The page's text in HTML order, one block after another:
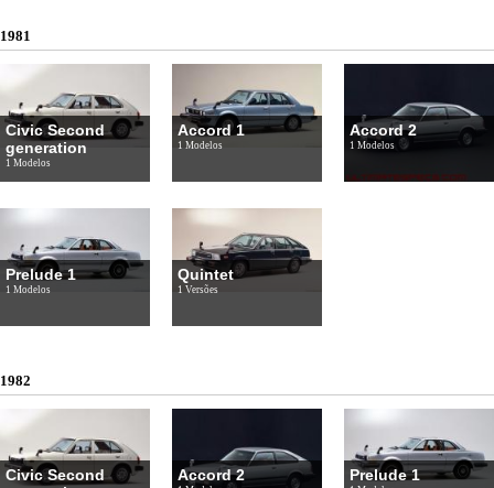
1981
Civic Second
generation
1 Modelos
Accord 1
1 Modelos
Accord 2
1 Modelos
Prelude 1
1 Modelos
Quintet
1 Versões
1982
Civic Second
Accord 2 Prelude 1